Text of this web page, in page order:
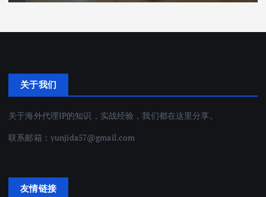
关于我们
关于海外代理IP的知识，实战经验，我们都在这里分享。
联系邮箱： yunjida57@gmail.com
友情链接